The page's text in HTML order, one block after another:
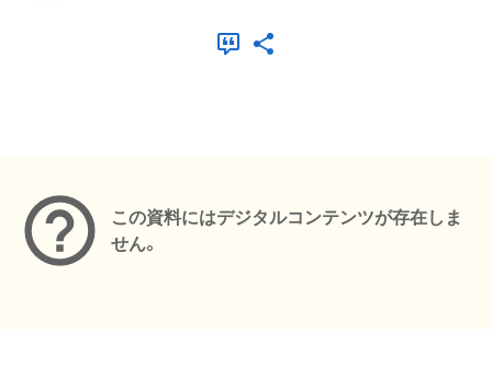
この資料にはデジタルコンテンツが存在しま
せん。